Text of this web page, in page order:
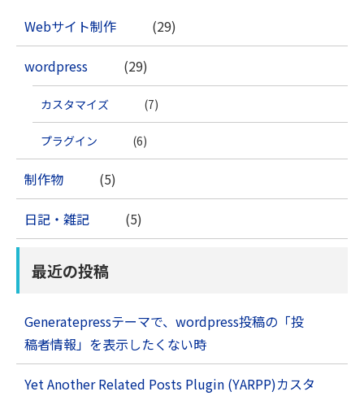
Webサイト制作 (29)
wordpress (29)
カスタマイズ (7)
プラグイン (6)
制作物 (5)
日記・雑記 (5)
最近の投稿
Generatepressテーマで、wordpress投稿の「投
稿者情報」を表示したくない時
Yet Another Related Posts Plugin (YARPP)カスタ